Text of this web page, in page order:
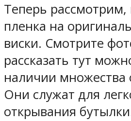
Теперь рассмотрим,
пленка на
виски. Смотрите
рассказать тут
наличии множества
Они служат для
открывания